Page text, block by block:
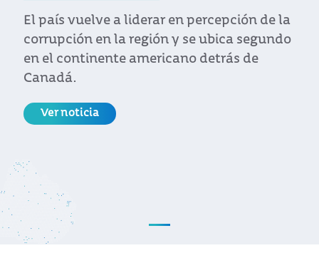
El país vuelve a liderar en percepción de la
corrupción en la región y se ubica segundo
en el continente americano detrás de
Canadá.
Ver noticia